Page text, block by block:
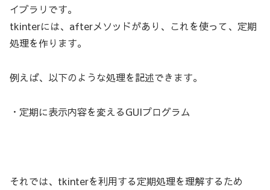
イブラリです。
tkinterには、afterメソッドがあり、これを使って、定期
処理を作ります。
例えば、以下のような処理を記述できます。
・定期に表示内容を変えるGUIプログラム
それでは、tkinterを利用する定期処理を理解するため